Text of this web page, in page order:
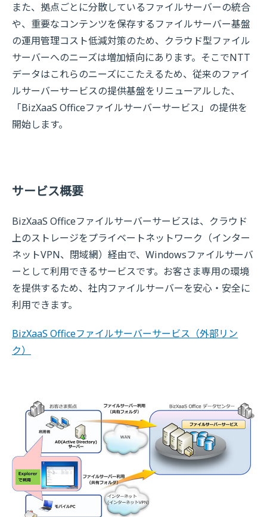
また、拠点ごとに分散しているファイルサーバーの統合
や、重要なコンテンツを保存するファイルサーバー基盤
の運用管理コスト低減対策のため、クラウド型ファイル
サーバーへのニーズは増加傾向にあります。そこでNTT
データはこれらのニーズにこたえるため、従来のファイ
ルサーバーサービスの提供基盤をリニューアルした、
「BizXaaS Officeファイルサーバーサービス」の提供を
開始します。
サービス概要
BizXaaS Officeファイルサーバーサービスは、クラウド
上のストレージをプライベートネットワーク（インター
ネットVPN、閉域網）経由で、Windowsファイルサーバ
ーとして利用できるサービスです。お客さま専用の環境
を提供するため、社内ファイルサーバーを安心・安全に
利用できます。
BizXaaS Officeファイルサーバーサービス （外部リン
ク）